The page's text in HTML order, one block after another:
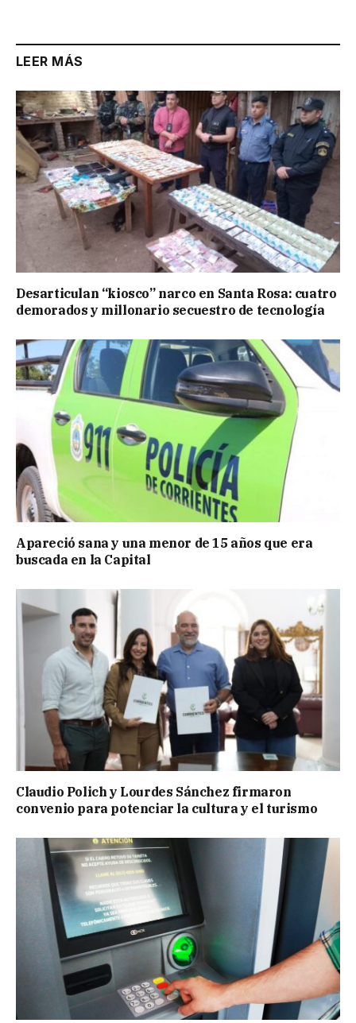
LEER MÁS
Desarticulan “kiosco” narco en Santa Rosa: cuatro
demorados y millonario secuestro de tecnología
Apareció sana y una menor de 15 años que era
buscada en la Capital
Claudio Polich y Lourdes Sánchez firmaron
convenio para potenciar la cultura y el turismo